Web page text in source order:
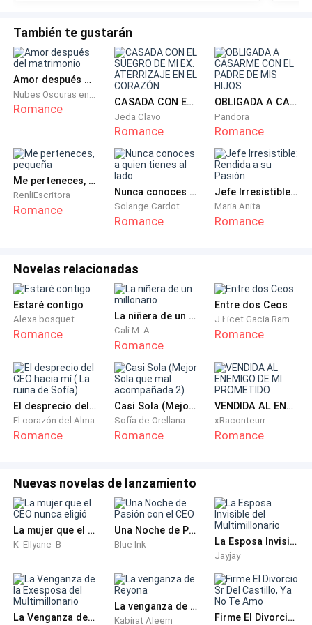
confesó que su verdadero sueño era estudiar
Medicina, para poder salvar vidas. Sin embargo, por la
presión constante de su familia, tuvo que seguir el
camino que ellos decidieron: estudiar Administración
para encargarse algún día de la empresa.
Cada vez que se veían, se conocían un poco más… y
ella ya estaba completamente enamorada.
Jacob era ese tipo de hombre que la hacía reír todos
los días. Siempre tenía una historia diferente que
que él también se había enamorado, tal como ella lo
había hecho.
Cuando llegó el día del cumpleaños de Jacob, la llevó
a conocer a sus padres y la presentó como su novia.
En ese instante, Mariana sintió que podía morir de la
emoción. Estaba tan feliz…
Y luego, cuando se alejaron de los señores, él le dijo
que no podría recibir mejor regalo de cumpleaños… si
Ella solo logró asentir con la cabeza, sintiendo que
flotaba entre las nubes. No podía creer que un hombre
como Jacob —tan bello, inteligente y carismático— se
hubiese fijado en ella.
No es que fuera fea, para nada. En realidad, era una
mujer muy hermosa. Pero nunca le había gustado
arreglarse demasiado. Prefería la sencillez. Se veía a
También te gustarán
Amor después del matrimonio
Romance CASADA CON EL SUEGRO DE MI EX. ATERRIZAJE EN EL CORAZÓN
Jeda Clavo
Romance
OBLIGADA A CASARME CON EL PADRE DE MIS HIJOS
Pandora
Romance
Me perteneces, pequeña
RenliEscritora
Romance
Nunca conoces a quien tienes al lado
Solange Cardot
Romance
Jefe Irresistible: Rendida a su Pasión
Maria Anita
Romance
Novelas relacionadas
Estaré contigo
Alexa bosquet
Romance
La niñera de un millonario
Cali M. A.
Romance
Entre dos Ceos
J.Łicet Gacia Ramos
Romance
El desprecio del CEO hacia mí ( La ruina de Sofía)
El corazón del Alma
Romance
Casi Sola (Mejor Sola que mal acompañada 2)
Sofía de Orellana
Romance
VENDIDA AL ENEMIGO DE MI PROMETIDO
xRaconteurr
Romance
Nuevas novelas de lanzamiento
La mujer que el CEO nunca eligió
K_Ellyane_B
Una Noche de Pasión con el CEO
Blue Ink La Esposa Invisible del Multimillonario
Jayjay
La Venganza de la Exesposa del Multimillonario
La venganza de Reyona
Kabirat Aleem Firme El Divorcio Sr Del Castillo, Ya No Te Amo